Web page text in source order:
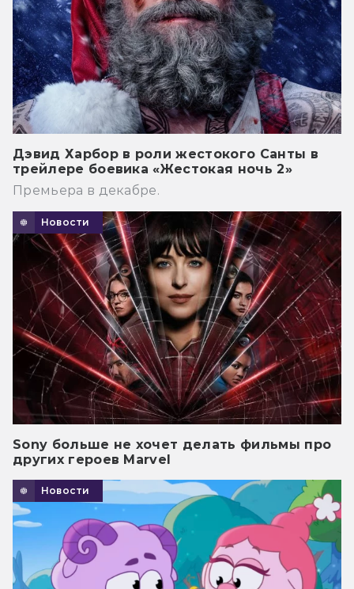
Дэвид Харбор в роли жестокого Санты в
трейлере боевика «Жестокая ночь 2»
Премьера в декабре.
Новости
Sony больше не хочет делать фильмы про
других героев Marvel
Новости